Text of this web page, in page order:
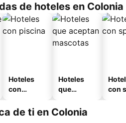
de hoteles en Colonia
Hoteles
con
Hoteles
que
mascotas
con
de ti en Colonia